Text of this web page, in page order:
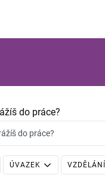
do práce?
do práce?
ÚVAZEK VZDĚLÁNÍ